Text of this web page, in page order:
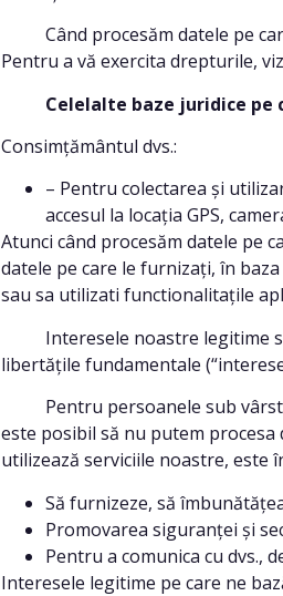
Când procesăm datele pe care
Pentru a vă exercita drepturile,
Celelalte baze juridice pe
Consimțământul dvs.:
– Pentru colectarea și
accesul la locația GPS,
Atunci când procesăm datele pe
datele pe care le furnizați, în
sau sa utilizati functionalitațile
Interesele noastre legitime
libertățile fundamentale
Pentru persoanele sub vârsta
este posibil să nu putem procesa
utilizează serviciile noastre, este
Să furnizeze, să
Promovarea siguranței și
Pentru a comunica cu dvs.,
Interesele legitime pe care ne